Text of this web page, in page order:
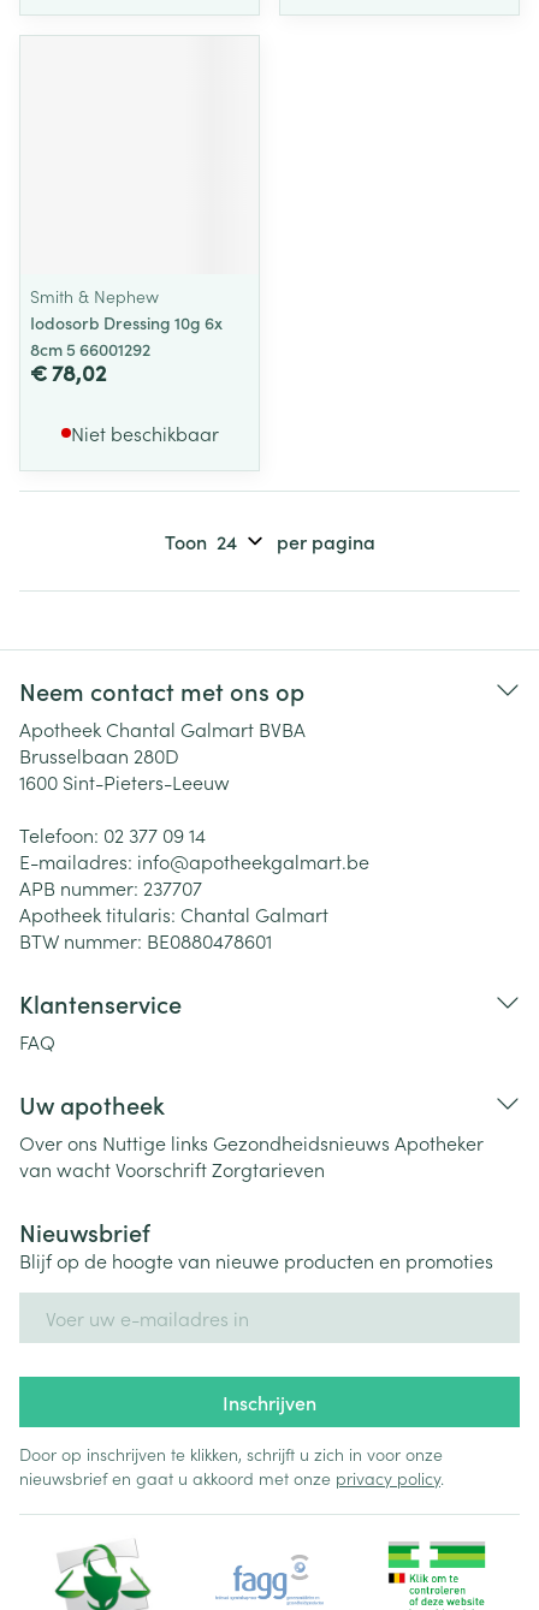
Smith & Nephew
Iodosorb Dressing 10g 6x
8cm 5 66001292
€ 78,02
Niet beschikbaar
Toon per pagina
Neem contact met ons op
Apotheek Chantal Galmart BVBA
Brusselbaan 280D
1600 Sint-Pieters-Leeuw
Telefoon: 02 377 09 14
E-mailadres: info@apotheekgalmart.be
APB nummer: 237707
Apotheek titularis: Chantal Galmart
BTW nummer: BE0880478601
Klantenservice
FAQ
Uw apotheek
Over ons Nuttige links Gezondheidsnieuws Apotheker
van wachtVoorschriftZorgtarieven
Nieuwsbrief
Blijf op de hoogte van nieuwe producten en promoties
Inschrijven
Door op inschrijven te klikken, schrijft u zich in voor onze
nieuwsbrief en gaat u akkoord met onze privacy policy.